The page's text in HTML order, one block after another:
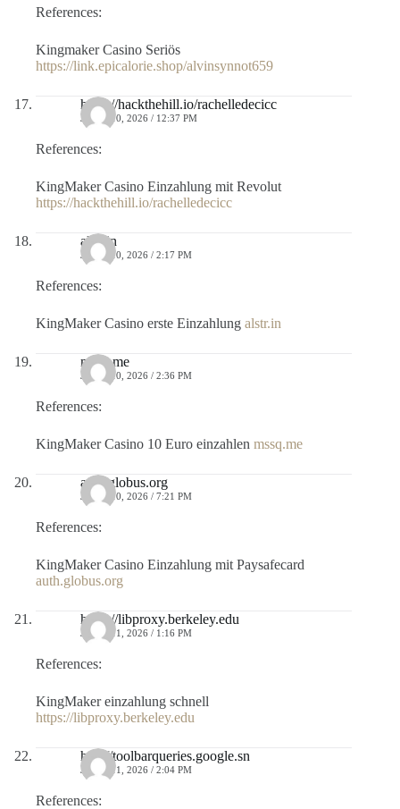
References:
Kingmaker Casino Seriös
https://link.epicalorie.shop/alvinsynnot659
https://hackthehill.io/rachelledecicc
JULIO 10, 2026 / 12:37 PM
References:
KingMaker Casino Einzahlung mit Revolut
https://hackthehill.io/rachelledecicc
alstr.in
JULIO 10, 2026 / 2:17 PM
References:
KingMaker Casino erste Einzahlung alstr.in
mssq.me
JULIO 10, 2026 / 2:36 PM
References:
KingMaker Casino 10 Euro einzahlen mssq.me
auth.globus.org
JULIO 10, 2026 / 7:21 PM
References:
KingMaker Casino Einzahlung mit Paysafecard
auth.globus.org
https://libproxy.berkeley.edu
JULIO 11, 2026 / 1:16 PM
References:
KingMaker einzahlung schnell
https://libproxy.berkeley.edu
http://toolbarqueries.google.sn
JULIO 11, 2026 / 2:04 PM
References: